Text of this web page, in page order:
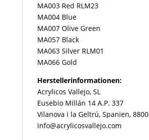
MA003 Red RLM23
MA004 Blue
MA007 Olive Green
MA057 Black
MA063 Silver RLM01
MA066 Gold
Herstellerinformationen:
Acrylicos Vallejo, SL
Eusebio Millán 14 A.P. 337
Vilanova i la Geltrú, Spanien, 8800
info@acrylicosvallejo.com